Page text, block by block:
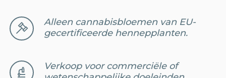
Alleen cannabisbloemen van EU-
gecertificeerde hennepplanten.
Verkoop voor commerciële of